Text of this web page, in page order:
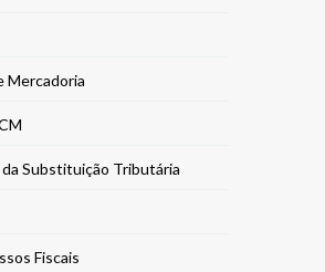
Mercadoria
Substituição Tributária
Fiscais